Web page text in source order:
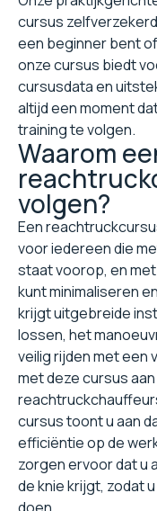
cursus
een beginner bent
onze cursus biedt
cursusdata en
altijd een moment
training te volgen.
Waarom
volgen?
Een
voor iedereen die
staat voorop, en
kunt minimaliseren
krijgt uitgebreide
lossen, het
veilig rijden met een
met deze cursus
cursus toont u aan
efficiëntie op de
zorgen ervoor dat u
de knie krijgt, zodat